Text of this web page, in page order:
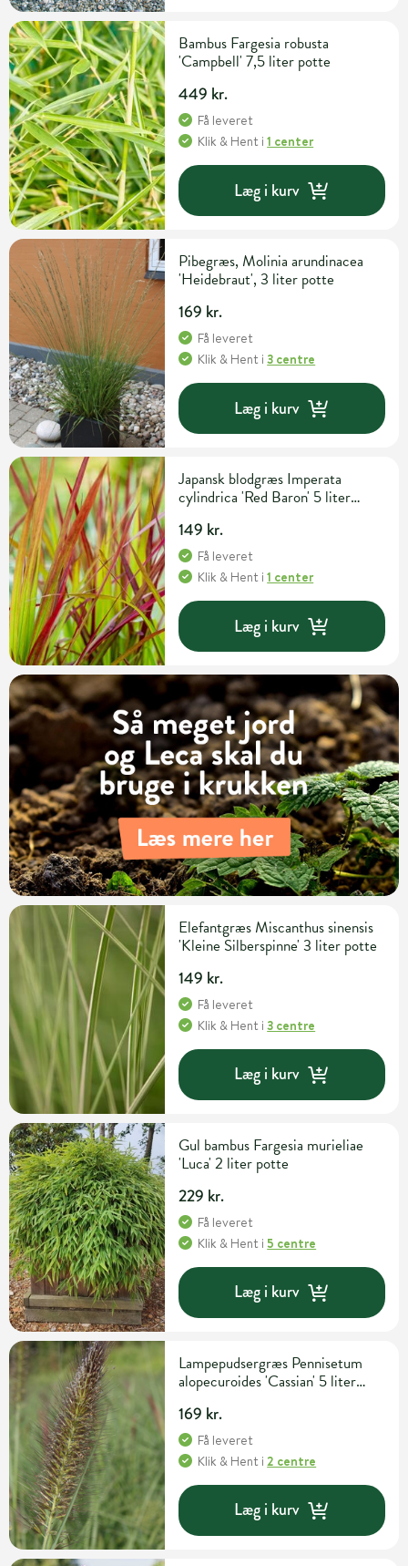
Bambus Fargesia robusta
'Campbell' 7,5 liter potte
449 kr.
Få leveret
Klik & Hent i1 center
Læg i kurv
Pibegræs, Molinia arundinacea
'Heidebraut', 3 liter potte
169 kr.
Få leveret
Klik & Hent i3 centre
Læg i kurv
Japansk blodgræs Imperata
cylindrica 'Red Baron' 5 liter
149 kr.
Få leveret
Klik & Hent i1 center
Læg i kurv
Elefantgræs Miscanthus sinensis
'Kleine Silberspinne' 3 liter potte
149 kr.
Få leveret
Klik & Hent i3 centre
Læg i kurv
Gul bambus Fargesia murieliae
'Luca' 2 liter potte
229 kr.
Få leveret
Klik & Hent i5 centre
Læg i kurv
Lampepudsergræs Pennisetum
alopecuroides 'Cassian' 5 liter
169 kr.
Få leveret
Klik & Hent i2 centre
Læg i kurv